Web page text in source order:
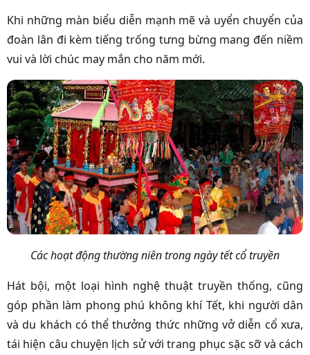
Khi những màn biểu diễn mạnh mẽ và uyển chuyển của
đoàn lân đi kèm tiếng trống tưng bừng mang đến niềm
vui và lời chúc may mắn cho năm mới.
Các hoạt động thường niên trong ngày tết cổ truyền
Hát bội, một loại hình nghệ thuật truyền thống, cũng
góp phần làm phong phú không khí Tết, khi người dân
và du khách có thể thưởng thức những vở diễn cổ xưa,
tái hiện câu chuyện lịch sử với trang phục sặc sỡ và cách